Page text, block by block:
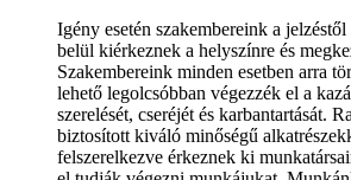
Igény esetén szakembereink a
belül kiérkeznek a helyszínre és
Szakembereink minden esetben arra
lehető legolcsóbban végezzék el a
szerelését, cseréjét és karbantartását.
biztosított kiváló minőségű
felszerelkezve érkeznek ki